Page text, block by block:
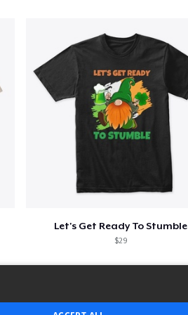
Let's Get Ready To Stumble
$29